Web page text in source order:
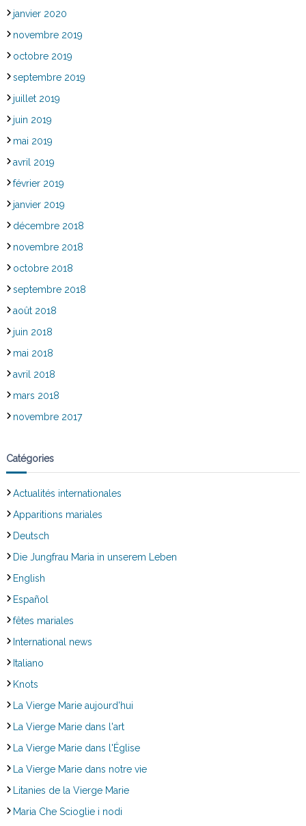
janvier 2020
novembre 2019
octobre 2019
septembre 2019
juillet 2019
juin 2019
mai 2019
avril 2019
février 2019
janvier 2019
décembre 2018
novembre 2018
octobre 2018
septembre 2018
août 2018
juin 2018
mai 2018
avril 2018
mars 2018
novembre 2017
Catégories
Actualités internationales
Apparitions mariales
Deutsch
Die Jungfrau Maria in unserem Leben
English
Español
fêtes mariales
International news
Italiano
Knots
La Vierge Marie aujourd'hui
La Vierge Marie dans l'art
La Vierge Marie dans l'Église
La Vierge Marie dans notre vie
Litanies de la Vierge Marie
Maria Che Scioglie i nodi